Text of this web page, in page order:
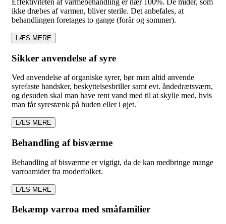
ikke dræbes af varmen, bliver sterile. Det anbefales, at
behandlingen foretages to gange (forår og sommer).
LÆS MERE
Sikker anvendelse af syre
Ved anvendelse af organiske syrer, bør man altid anvende
syrefaste handsker, beskyttelsesbriller samt evt. åndedrætsværn,
og desuden skal man have rent vand med til at skylle med, hvis
man får syrestænk på huden eller i øjet.
LÆS MERE
Behandling af bisværme
Behandling af bisværme er vigtigt, da de kan medbringe mange
varroamider fra moderfolket.
LÆS MERE
Bekæmp varroa med småfamilier